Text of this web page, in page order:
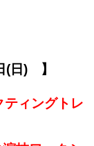
(日) 】
ティングトレ